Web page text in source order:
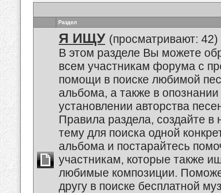
Раздел
Я ИЩУ (просматривают: 42)
В этом разделе Вы можете
всем участникам форума с
помощи в поиске любимой
альбома, а также в опознании
установлении авторства
Правила раздела, создайте в
тему для поиска одной
альбома и постарайтесь
участникам, которые также
любимые композиции.
другу в поиске бесплатной